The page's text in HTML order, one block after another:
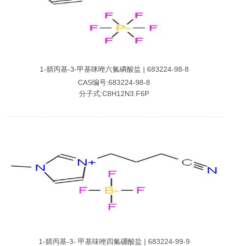
1-腈丙基-3-甲基咪唑六氟磷酸盐 | 683224-98-8
CAS编号:683224-98-8
分子式:C8H12N3.F6P
1-腈丙基-3- 甲基味唑四氟硼酸盐 | 683224-99-9